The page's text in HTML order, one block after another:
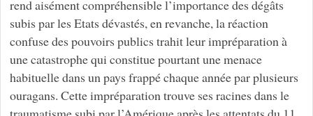
rend aisément compréhensible l’importance des dégâts
subis par les Etats dévastés, en revanche, la réaction
confuse des pouvoirs publics trahit leur impréparation à
une catastrophe qui constitue pourtant une menace
habituelle dans un pays frappé chaque année par plusieurs
ouragans. Cette impréparation trouve ses racines dans le